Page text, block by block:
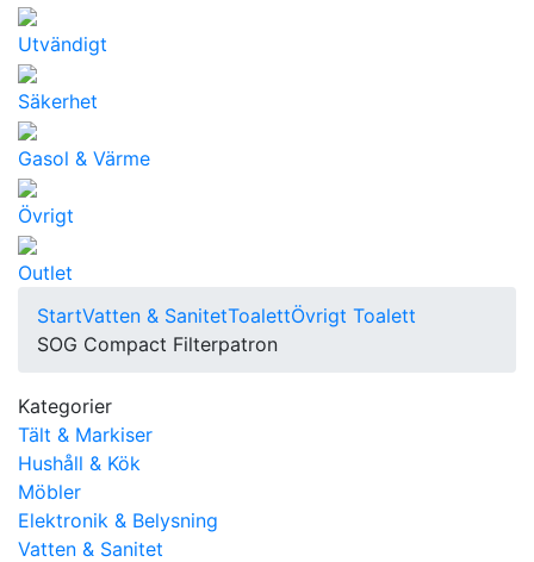
Utvändigt
Säkerhet
Gasol & Värme
Övrigt
Outlet
StartVatten & SanitetToalettÖvrigt Toalett
SOG Compact Filterpatron
Kategorier
Tält & Markiser
Hushåll & Kök
Möbler
Elektronik & Belysning
Vatten & Sanitet